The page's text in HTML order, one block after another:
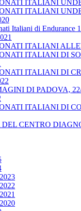
ITALIANI
ITALIANI
Italiani di Endurance
ITALIANI
ITALIANI DI
ITALIANI DI
DI PADOVA,
ITALIANI DI
CENTRO